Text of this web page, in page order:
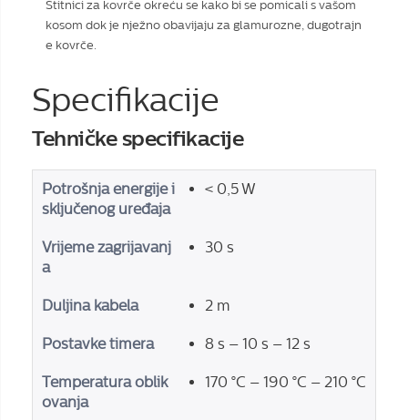
Štitnici za kovrče okreću se kako bi se pomicali s vašom
kosom dok je nježno obavijaju za glamurozne, dugotrajn
e kovrče.
Specifikacije
Tehničke specifikacije
Potrošnja energije i
sključenog uređaja
< 0,5 W
Vrijeme zagrijavanj
a
30 s
Duljina kabela 2 m
Postavke timera 8 s – 10 s – 12 s
Temperatura oblik
ovanja
170 °C – 190 °C – 210 °C